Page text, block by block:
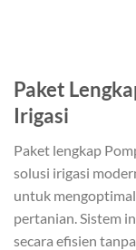
Paket
Irigasi
Paket lengkap
solusi irigasi
untuk
pertanian. Sistem
secara efisien